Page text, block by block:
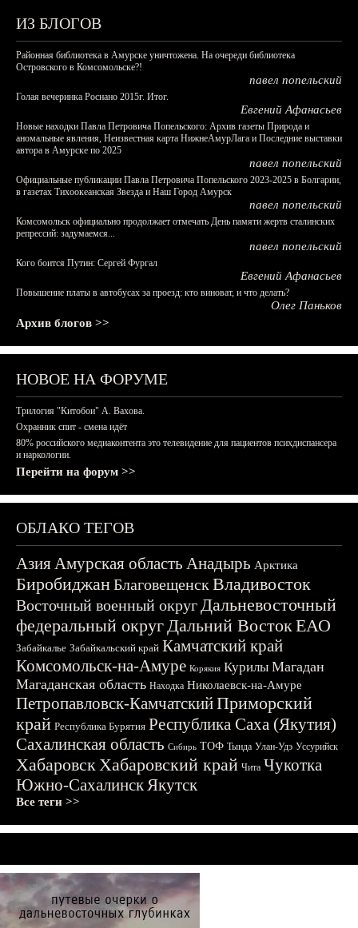
ИЗ БЛОГОВ
Районная библиотека в Амурске уничтожена. На очереди библиотека
Островского в Комсомольске?!
павел попельский
Голая вечеринка Роснано 2015г. Итог.
Евгений Афанасьев
Новые находки Павла Петровича Попельского: Архив газеты Природа и
аномальные явления, Неизвестная карта НижнеАмурЛага и Последние выставки
автора в Амурске по 2025
павел попельский
Официальные публикации Павла Петровича Попельского 2023-2025 в Болгарии,
в газетах Тихоокеанская Звезда и Наш Город Амурск
павел попельский
Комсомольск официально продолжает отмечать День памяти жертв сталинских
репрессий: задумаемся...
павел попельский
Кого боится Путин: Сергей Фургал
Евгений Афанасьев
Повышение платы в автобусах за проезд: кто виноват, и что делать?
Олег Паньков
Архив блогов >>
НОВОЕ НА ФОРУМЕ
Трилогия "Китобои" А. Вахова.
Охранник спит - смена идёт
80% российского медиаконтента это телевидение для пациентов психдиспансера
и наркологии.
Перейти на форум >>
ОБЛАКО ТЕГОВ
АзияАмурская область Анадырь Арктика
БиробиджанБлаговещенскВладивосток
Восточный военный округДальневосточный
федеральный округДальний ВостокЕАО
Забайкалье Забайкальский край Камчатский край
Комсомольск-на-Амуре Корякия Курилы Магадан
Магаданская область Находка Николаевск-на-Амуре
Петропавловск-КамчатскийПриморский
край Республика Бурятия Республика Саха (Якутия)
Сахалинская область Сибирь ТОФ Тында Улан-Удэ Уссурийск
ХабаровскХабаровский край Чита Чукотка
Южно-СахалинскЯкутск
Все теги >>